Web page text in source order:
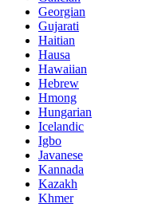
Georgian
Gujarati
Haitian
Hausa
Hawaiian
Hebrew
Hmong
Hungarian
Icelandic
Igbo
Javanese
Kannada
Kazakh
Khmer